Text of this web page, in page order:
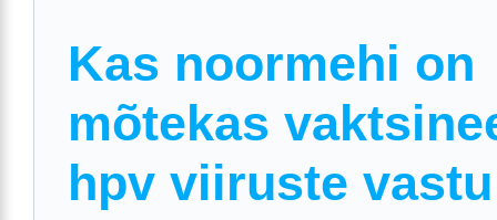
Kas noormehi on
mõtekas
hpv viiruste vastu